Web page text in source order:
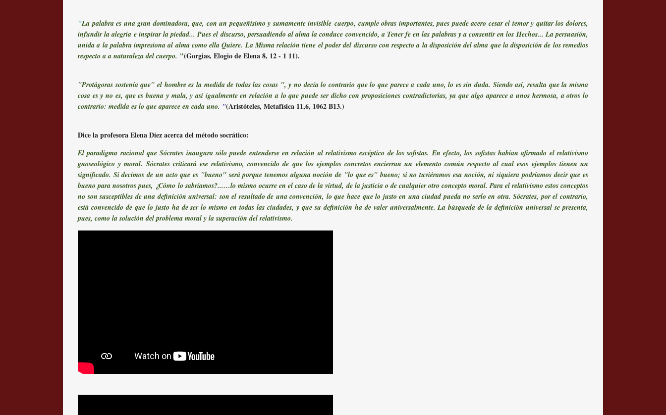
"La palabra es una gran dominadora, que, con un pequeñísimo y sumamente invisible cuerpo, cumple obras importantes, pues puede acero cesar el temor y quitar los dolores,
infundir la alegría e inspirar la piedad... Pues el discurso, persuadiendo al alma la conduce convencido, a Tener fe en las palabras y a consentir en los Hechos... La persuasión,
unida a la palabra impresiona al alma como ella Quiere. La Misma relación tiene el poder del discurso con respecto a la disposición del alma que la disposición de los remedios
respecto a a naturaleza del cuerpo. "(Gorgias, Elogio de Elena 8, 12 - 1 11).
"Protágoras sostenía que" el hombre es la medida de todas las cosas ", y no decía lo contrario que lo que parece a cada uno, lo es sin duda. Siendo así, resulta que la misma
cosa es y no es, que es buena y mala, y así igualmente en relación a lo que puede ser dicho con proposiciones contradictorias, ya que algo aparece a unos hermosa, a otros lo
contrario: medida es lo que aparece en cada uno. "(Aristóteles, Metafísica 11,6, 1062 B13.)
Dice la profesora Elena Díez acerca del método socrático:
El paradigma racional que Sócrates inaugura sólo puede entenderse en relación al relativismo escéptico de los sofistas. En efecto, los sofistas habían afirmado el relativismo
gnoseológico y moral. Sócrates criticará ese relativismo, convencido de que los ejemplos concretos encierran un elemento común respecto al cual esos ejemplos tienen un
significado. Si decimos de un acto que es "bueno" será porque tenemos alguna noción de "lo que es" bueno; si no tuviéramos esa noción, ni siquiera podríamos decir que es
bueno para nosotros pues, ¿Cómo lo sabríamos?...…lo mismo ocurre en el caso de la virtud, de la justicia o de cualquier otro concepto moral. Para el relativismo estos conceptos
no son susceptibles de una definición universal: son el resultado de una convención, lo que hace que lo justo en una ciudad pueda no serlo en otra. Sócrates, por el contrario,
está convencido de que lo justo ha de ser lo mismo en todas las ciudades, y que su definición ha de valer universalmente. La búsqueda de la definición universal se presenta,
pues, como la solución del problema moral y la superación del relativismo.